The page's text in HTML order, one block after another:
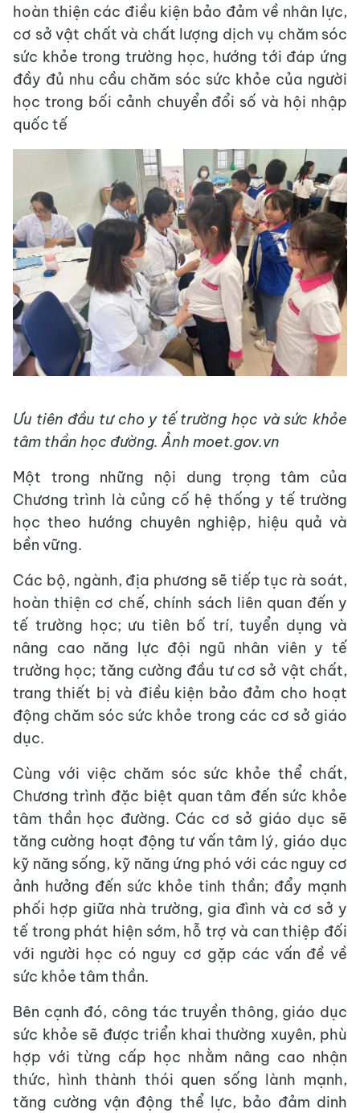
hoàn thiện các điều kiện bảo đảm về nhân lực,
cơ sở vật chất và chất lượng dịch vụ chăm sóc
sức khỏe trong trường học, hướng tới đáp ứng
đầy đủ nhu cầu chăm sóc sức khỏe của người
học trong bối cảnh chuyển đổi số và hội nhập
quốc tế
Ưu tiên đầu tư cho y tế trường học và sức khỏe
tâm thần học đường. Ảnh moet.gov.vn
Một trong những nội dung trọng tâm của
Chương trình là củng cố hệ thống y tế trường
học theo hướng chuyên nghiệp, hiệu quả và
bền vững.
Các bộ, ngành, địa phương sẽ tiếp tục rà soát,
hoàn thiện cơ chế, chính sách liên quan đến y
tế trường học; ưu tiên bố trí, tuyển dụng và
nâng cao năng lực đội ngũ nhân viên y tế
trường học; tăng cường đầu tư cơ sở vật chất,
trang thiết bị và điều kiện bảo đảm cho hoạt
động chăm sóc sức khỏe trong các cơ sở giáo
dục.
Cùng với việc chăm sóc sức khỏe thể chất,
Chương trình đặc biệt quan tâm đến sức khỏe
tâm thần học đường. Các cơ sở giáo dục sẽ
tăng cường hoạt động tư vấn tâm lý, giáo dục
kỹ năng sống, kỹ năng ứng phó với các nguy cơ
ảnh hưởng đến sức khỏe tinh thần; đẩy mạnh
phối hợp giữa nhà trường, gia đình và cơ sở y
tế trong phát hiện sớm, hỗ trợ và can thiệp đối
với người học có nguy cơ gặp các vấn đề về
sức khỏe tâm thần.
Bên cạnh đó, công tác truyền thông, giáo dục
sức khỏe sẽ được triển khai thường xuyên, phù
hợp với từng cấp học nhằm nâng cao nhận
thức, hình thành thói quen sống lành mạnh,
tăng cường vận động thể lực, bảo đảm dinh